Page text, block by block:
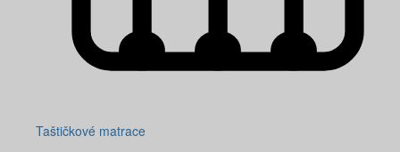
Taštičkové matrace